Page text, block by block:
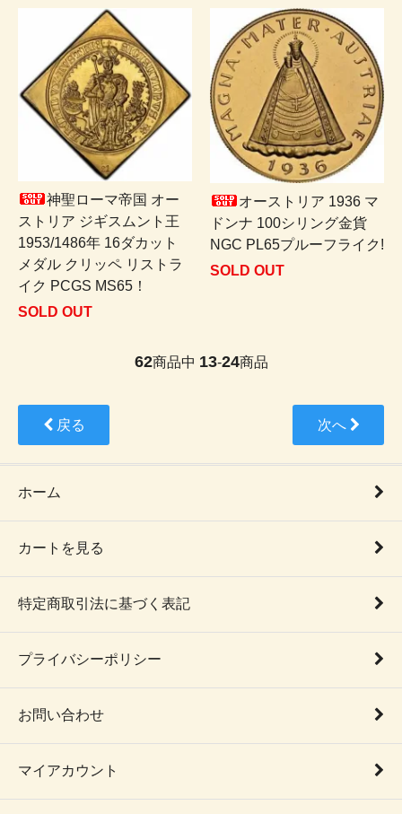
神聖ローマ帝国 オー
ストリア ジギスムント王
1953/1486年 16ダカット
メダル クリッペ リストラ
イク PCGS MS65！
SOLD OUT
オーストリア 1936 マ
ドンナ 100シリング金貨
NGC PL65プルーフライク!
SOLD OUT
62商品中 13-24商品
戻る 次へ
ホーム
カートを見る
特定商取引法に基づく表記
プライバシーポリシー
お問い合わせ
マイアカウント